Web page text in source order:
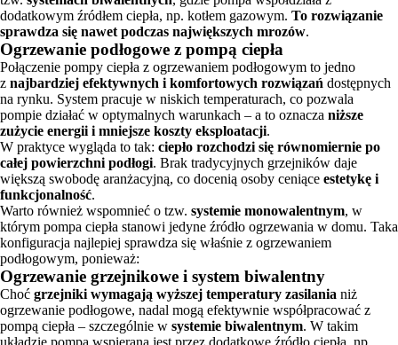
dodatkowym źródłem ciepła, np. kotłem gazowym. To rozwiązanie
sprawdza się nawet podczas największych mrozów.
Ogrzewanie podłogowe z pompą ciepła
Połączenie pompy ciepła z ogrzewaniem podłogowym to jedno
z najbardziej efektywnych i komfortowych rozwiązań dostępnych
na rynku. System pracuje w niskich temperaturach, co pozwala
pompie działać w optymalnych warunkach – a to oznacza niższe
zużycie energii i mniejsze koszty eksploatacji.
W praktyce wygląda to tak: ciepło rozchodzi się równomiernie po
całej powierzchni podłogi. Brak tradycyjnych grzejników daje
większą swobodę aranżacyjną, co docenią osoby ceniące estetykę i
funkcjonalność.
Warto również wspomnieć o tzw. systemie monowalentnym, w
którym pompa ciepła stanowi jedyne źródło ogrzewania w domu. Taka
konfiguracja najlepiej sprawdza się właśnie z ogrzewaniem
podłogowym, ponieważ:
Ogrzewanie grzejnikowe i system biwalentny
Choć grzejniki wymagają wyższej temperatury zasilania niż
ogrzewanie podłogowe, nadal mogą efektywnie współpracować z
pompą ciepła – szczególnie w systemie biwalentnym. W takim
układzie pompa wspierana jest przez dodatkowe źródło ciepła, np.